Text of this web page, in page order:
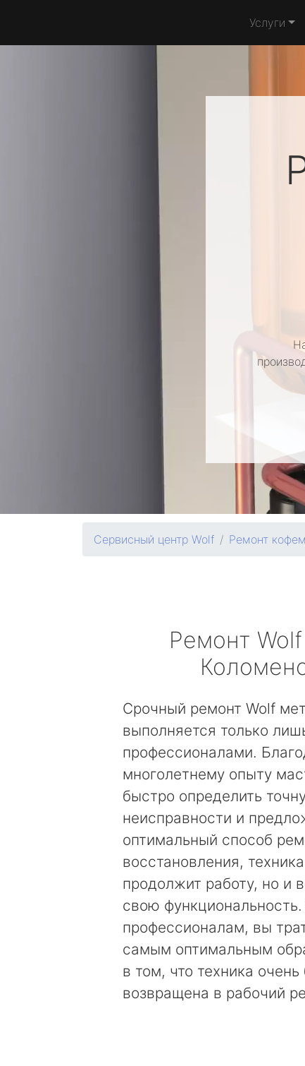
Услуги
Сервисный центр Wolf Ремонт
Ремонт Wolf
Срочный ремонт Wolf
выполняется только
профессионалами.
многолетнему опыту
быстро определить
неисправности и
оптимальный способ
восстановления,
продолжит работу, но и
свою
профессионалам, вы
самым оптимальным
в том, что техника
возвращена в рабочий